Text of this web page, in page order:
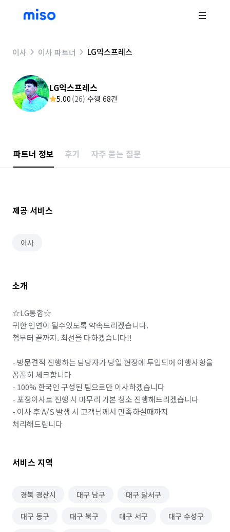
이사 이사 파트너 LG익스프레스
LG익스프레스
5.00 (26) 수행 68건
파트너 정보 후기 자주 묻는 질문
제공 서비스
이사
소개
☆LG통합☆
귀한 인연이 될수있도록 약속드리겠습니다.
첨부터 끝까지. 최선을 다하겠습니다!!
- 방문견적 진행하는 담당자가 당일 현장에 투입되어 이행사항을
꼼꼼히 체크합니다
- 100% 한국인 구성된 팀으로만 이사하겠습니다
- 포장이사로 진행 시 마무리 기본 청소 진행해드리겠습니다
- 이사 후 A/S 발생 시 고객님께서 만족하실때까지
처리해드립니다
서비스 지역
경북 경산시 대구 남구 대구 달서구
대구 동구 대구 북구 대구 서구 대구 수성구